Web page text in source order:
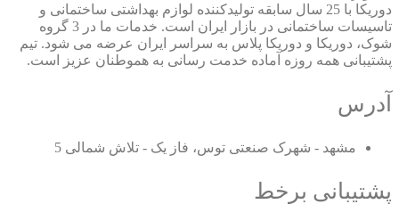
دوریکا با 25 سال سابقه تولیدکننده لوازم بهداشتی ساختمانی و
تاسیسات ساختمانی در بازار ایران است. خدمات ما در 3 گروه
شوک، دوریکا و دوریکا پلاس به سراسر ایران عرضه می شود. تیم
پشتیبانی همه روزه آماده خدمت رسانی به هموطنان عزیز است.
آدرس
مشهد - شهرک صنعتی توس، فاز یک - تلاش شمالی 5
پشتیبانی برخط